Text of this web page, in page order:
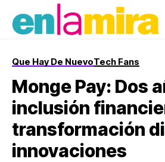
Que Hay De NuevoTech Fans
Monge Pay: Dos
inclusión
transformación
innovaciones